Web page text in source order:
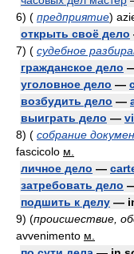
6) ( предприятие)
открыть своё дело
7) ( судебное
гражданское дело
уголовное дело —
возбудить дело —
выиграть дело —
8) ( собрание
fascicolo м.
личное дело —
затребовать дело
подшить к делу —
9) (происшествие,
avvenimento м.